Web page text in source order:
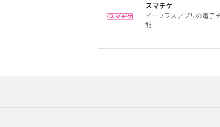
スマチケ
イープラスアプリの電子
能